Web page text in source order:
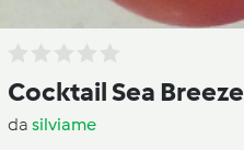
Cocktail Sea Breeze
da silviame